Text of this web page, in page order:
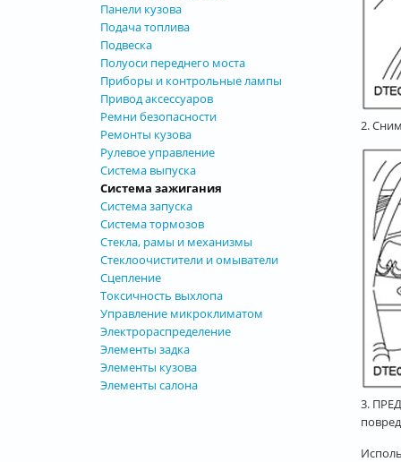
2.
3.
Панели кузова
Подача топлива
Подвеска
Полуоси переднего моста
Приборы и контрольные лампы
Привод аксессуаров
Ремни безопасности
Ремонты кузова
Рулевое управление
Система выпуска
Система зажигания
Система запуска
Система тормозов
Стекла, рамы и механизмы
Стеклоочистители и омыватели
Сцепление
Токсичность выхлопа
Управление микроклиматом
Электрораспределение
Элементы задка
Элементы кузова
Элементы салона